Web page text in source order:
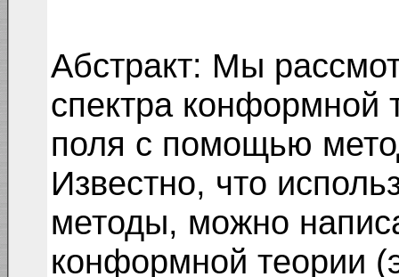
Абстракт: Мы
спектра конформной
поля с помощью
Известно, что
методы, можно
конформной теории